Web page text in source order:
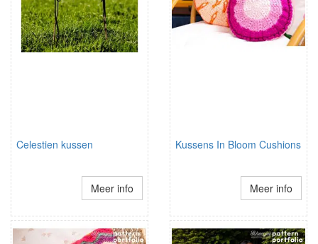
Celestien kussen
Meer info
Kussens In Bloom Cushions
Meer info